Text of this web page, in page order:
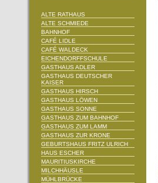
ALTE RATHAUS
ALTE SCHMIEDE
BAHNHOF
CAFÉ LIDLE
CAFÉ WALDECK
EICHENDORFFSCHULE
GASTHAUS ADLER
GASTHAUS DEUTSCHER
KAISER
GASTHAUS HIRSCH
GASTHAUS LÖWEN
GASTHAUS SONNE
GASTHAUS ZUM BAHNHOF
GASTHAUS ZUM LAMM
GASTHAUS ZUR KRONE
GEBURTSHAUS FRITZ ULRICH
HAUS ESCHER
MAURITIUSKIRCHE
MILCHHÄUSLE
MÜHLBRÜCKE